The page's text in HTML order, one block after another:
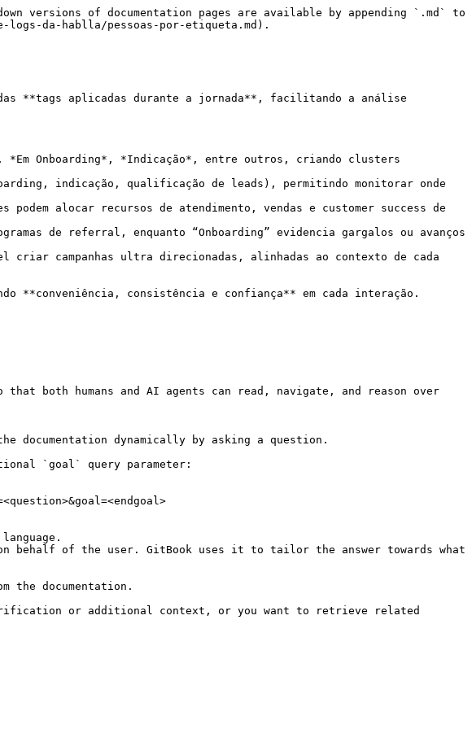
versions of documentation pages are available by appending `.md` to
da-hablla/pessoas-por-etiqueta.md).
**tags aplicadas durante a jornada**, facilitando a análise
*Em Onboarding*, *Indicação*, entre outros, criando clusters
indicação, qualificação de leads), permitindo monitorar onde
alocar recursos de atendimento, vendas e customer success de
de referral, enquanto “Onboarding” evidencia gargalos ou avanços
criar campanhas ultra direcionadas, alinhadas ao contexto de cada
**conveniência, consistência e confiança** em cada interação.
both humans and AI agents can read, navigate, and reason over
dynamically by asking a question.
`goal` query parameter:
behalf of the user. GitBook uses it to tailor the answer towards what
the documentation.
or additional context, or you want to retrieve related